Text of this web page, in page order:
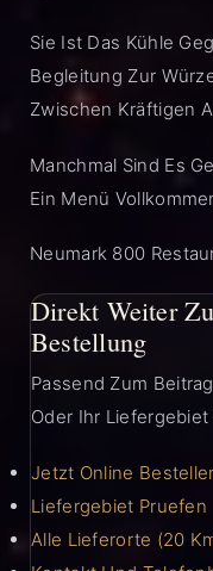
Sie Ist Das Kühle
Begleitung Zur
Zwischen Kräftigen
Manchmal Sind Es
Ein Menü
Neumark 800
Direkt Weiter
Bestellung
Passend Zum
Oder Ihr
Jetzt Online
Liefergebiet Pruefen
Alle Lieferorte (20